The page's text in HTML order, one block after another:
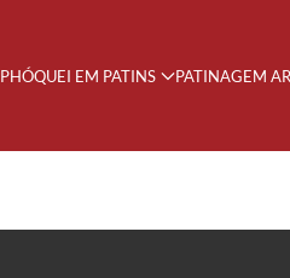
HÓQUEI EM PATINS PATINAGEM